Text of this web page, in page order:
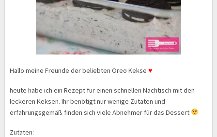
Hallo meine Freunde der beliebten Oreo Kekse ♥
heute habe ich ein Rezept für einen schnellen Nachtisch mit den
leckeren Keksen. Ihr benötigt nur wenige Zutaten und
erfahrungsgemäß finden sich viele Abnehmer für das Dessert
Zutaten: